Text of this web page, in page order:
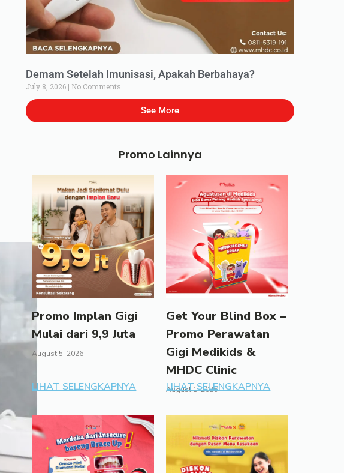
Demam Setelah Imunisasi, Apakah Berbahaya?
July 8, 2026 No Comments
See More
Promo Lainnya
Promo Implan Gigi
Mulai dari 9,9 Juta
August 5, 2026
LIHAT SELENGKAPNYA
Get Your Blind Box –
Promo Perawatan
Gigi Medikids &
MHDC Clinic
August 1, 2026
LIHAT SELENGKAPNYA